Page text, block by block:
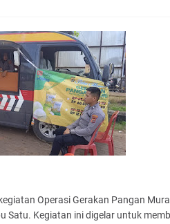
Operasi Gerakan Pangan
Satu. Kegiatan ini digelar untuk